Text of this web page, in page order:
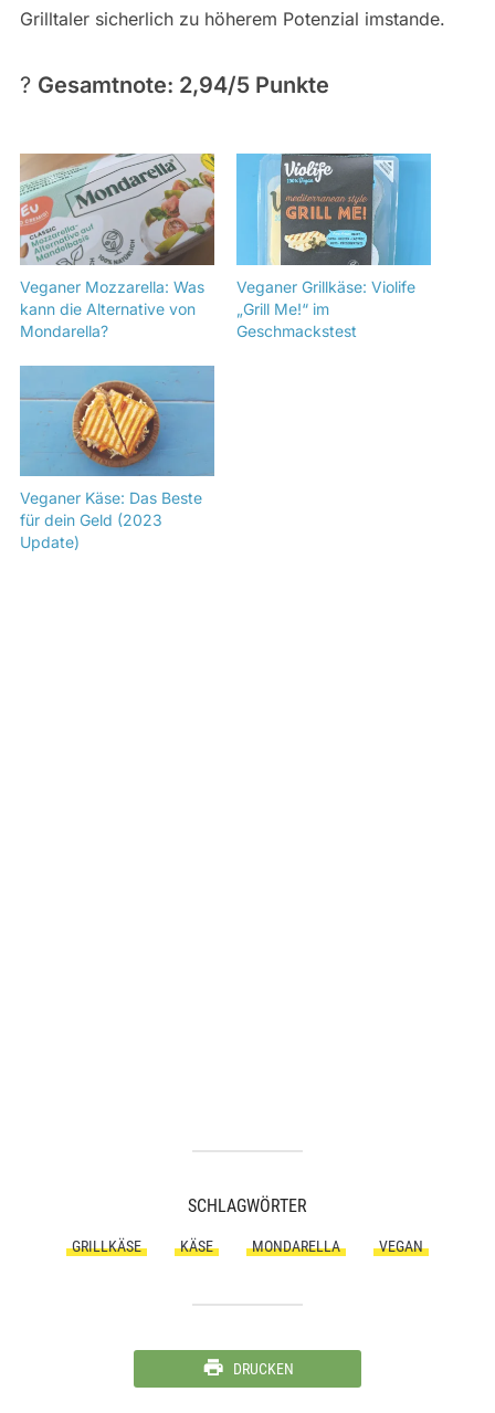
Grilltaler sicherlich zu höherem Potenzial imstande.
? Gesamtnote: 2,94/5 Punkte
Veganer Mozzarella: Was
kann die Alternative von
Mondarella?
Veganer Grillkäse: Violife
„Grill Me!“ im
Geschmackstest
Veganer Käse: Das Beste
für dein Geld (2023
Update)
SCHLAGWÖRTER
GRILLKÄSE KÄSE MONDARELLA VEGAN
DRUCKEN